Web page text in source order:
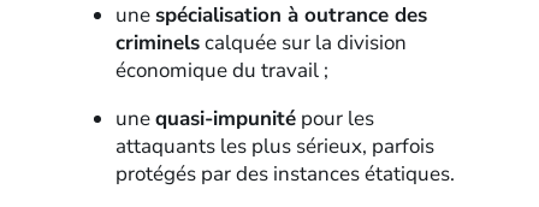
unespécialisation à outrance des
criminelscalquée sur la division
économique du travail ;
unequasi-impunité pour les
attaquants les plus sérieux, parfois
protégés par des instances étatiques.